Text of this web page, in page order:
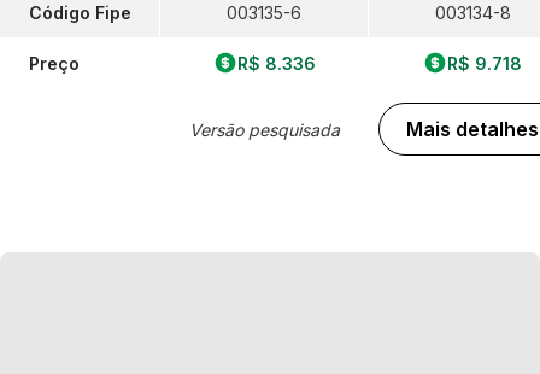
Código Fipe
Preço
003135-6
R$ 8.336
Versão pesquisada
003134-8
R$ 9.718
Mais detalhes